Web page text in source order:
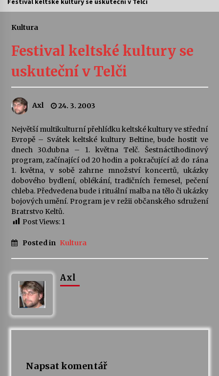
Vernisáž výstavy Josefíny Duškové: Stávám se
kapkou
Veselí muzikanti
Pozvánka na integrační festival Quijotova
šedesátka: 28. 7.–1. 8. 2026
28. 7. 2026
Letní koncerty ve Stromovce: Kolchoz a
Jenakaši
Votavžatský ploty
Letní koncerty ve Stromovce: Rufus Miller
Vysočinka
Kultura
Festival keltské kultury se
uskuteční v Telči
Axl 24. 3. 2003
Největší multikulturní přehlídku keltské kultury ve střední
Evropě – Svátek keltské kultury Beltine, bude hostit ve
dnech 30.dubna – 1. května Telč. Šestnáctihodinový
program, začínající od 20 hodin a pokračující až do rána
1. května, v sobě zahrne množství koncertů, ukázky
dobového bydlení, oblékání, tradičních řemesel, pečení
chleba. Předvedena bude i rituální malba na tělo či ukázky
bojových umění. Program je v režii občanského sdružení
Bratrstvo Keltů.
Post Views: 1
Posted in Kultura
Axl
Napsat komentář